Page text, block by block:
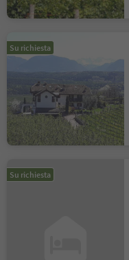
Su richiesta
Su richiesta